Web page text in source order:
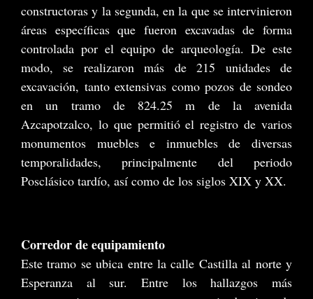
constructoras y la segunda, en la que se intervinieron
áreas específicas que fueron excavadas de forma
controlada por el equipo de arqueología. De este
modo, se realizaron más de 215 unidades de
excavación, tanto extensivas como pozos de sondeo
en un tramo de 824.25 m de la avenida
Azcapotzalco, lo que permitió el registro de varios
monumentos muebles e inmuebles de diversas
temporalidades, principalmente del periodo
Posclásico tardío, así como de los siglos XIX y XX.
Corredor de equipamiento
Este tramo se ubica entre la calle Castilla al norte y
Esperanza al sur. Entre los hallazgos más